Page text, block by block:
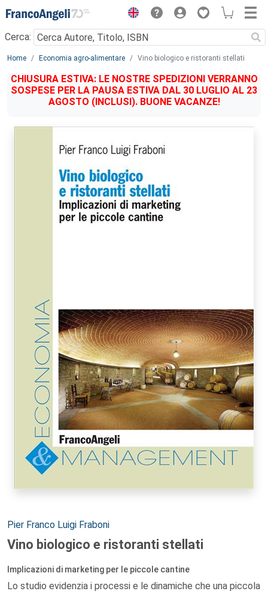
Menu
Cerca:
Main content
Home Economia agro-alimentare Vino biologico e ristoranti stellati
CHIUSURA ESTIVA: LE NOSTRE SPEDIZIONI VERRANNO
SOSPESE PER LA PAUSA ESTIVA DAL 30 LUGLIO AL 23
AGOSTO (INCLUSI). BUONE VACANZE!
Autori:
Pier Franco Luigi Fraboni
Vino biologico e ristoranti stellati
Implicazioni di marketing per le piccole cantine
Lo studio evidenzia i processi e le dinamiche che una piccola